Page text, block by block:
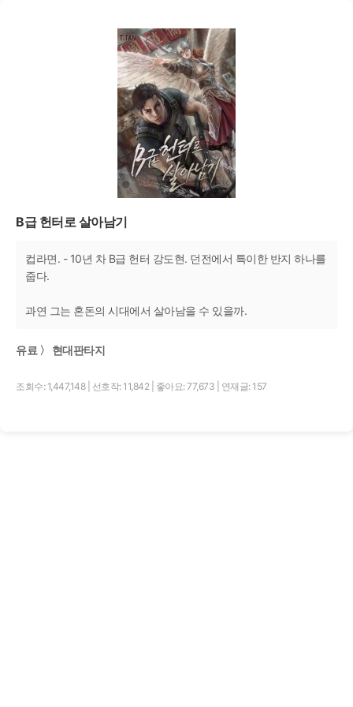
B급 헌터로 살아남기
컵라면. - 10년 차 B급 헌터 강도현. 던전에서 특이한 반지 하나를
줍다.
과연 그는 혼돈의 시대에서 살아남을 수 있을까.
유료 〉 현대판타지
조회수: 1,447,148 선호작: 11,842 좋아요: 77,673 연재글: 157